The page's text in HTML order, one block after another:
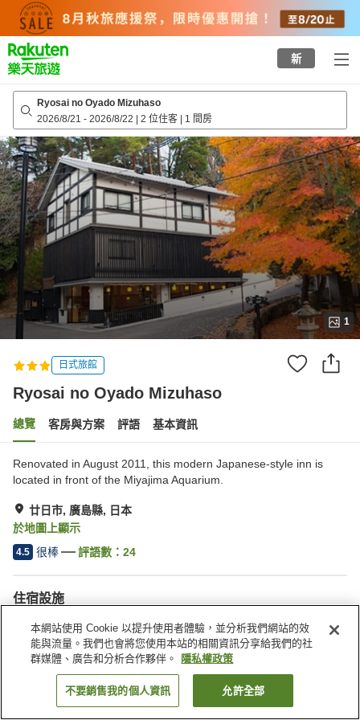
top
page
新
Ryosai no Oyado Mizuhaso
2026/8/21 - 2026/8/22 | 2 位住客 | 1 間房
1
日式旅館
Ryosai no Oyado Mizuhaso
總覽 客房與方案 評語 基本資訊
Renovated in August 2011, this modern Japanese-style inn is
located in front of the Miyajima Aquarium.
廿日市, 廣島縣, 日本
於地圖上顯示
4.5 很棒 評語數： 24
住宿設施
停車場
餐廳
宅配服務
喚醒服務
找客房
本網站使用 Cookie 以提升使用者體驗，並分析我們網站的效
能與流量。我們也會將您使用本站的相關資訊分享給我們的社
群媒體、廣告和分析合作夥伴。
隱私權政策
不要銷售我的個人資訊 允許全部